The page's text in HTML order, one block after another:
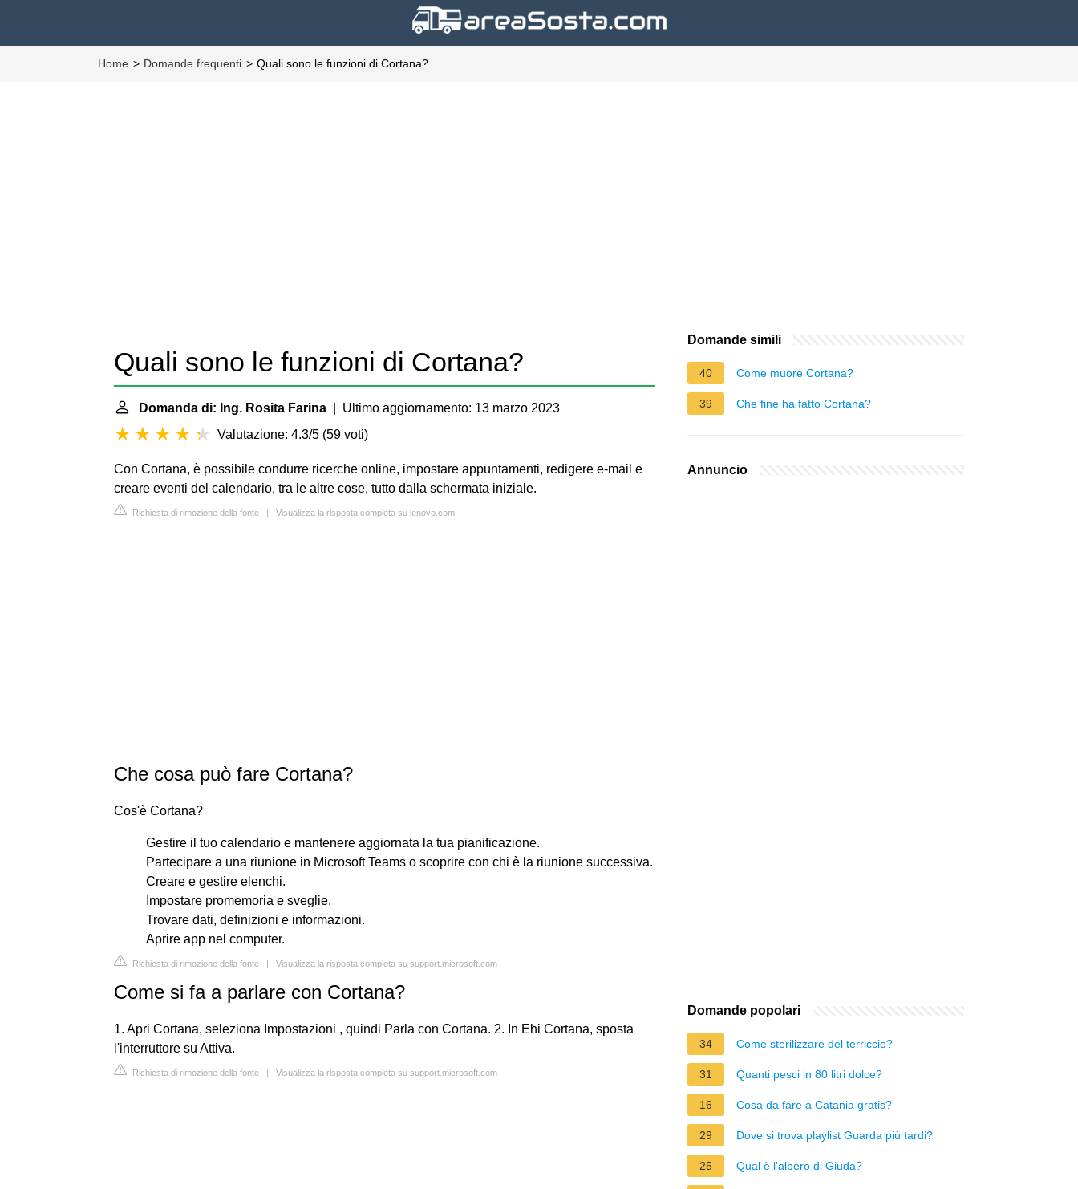
Home Domande frequenti Quali sono le funzioni di Cortana?
Quali sono le funzioni di Cortana?
Domanda di: Ing. Rosita Farina | Ultimo aggiornamento: 13 marzo 2023
Valutazione: 4.3/5 (59 voti)
Con Cortana, è possibile condurre ricerche online, impostare appuntamenti, redigere e-mail e
creare eventi del calendario, tra le altre cose, tutto dalla schermata iniziale.
Richiesta di rimozione della fonte | Visualizza la risposta completa su lenovo.com
Che cosa può fare Cortana?
Cos'è Cortana?
Gestire il tuo calendario e mantenere aggiornata la tua pianificazione.
Partecipare a una riunione in Microsoft Teams o scoprire con chi è la riunione successiva.
Creare e gestire elenchi.
Impostare promemoria e sveglie.
Trovare dati, definizioni e informazioni.
Aprire app nel computer.
Richiesta di rimozione della fonte | Visualizza la risposta completa su support.microsoft.com
Come si fa a parlare con Cortana?
1. Apri Cortana, seleziona Impostazioni , quindi Parla con Cortana. 2. In Ehi Cortana, sposta
l'interruttore su Attiva.
Richiesta di rimozione della fonte | Visualizza la risposta completa su support.microsoft.com
Domande simili
40 Come muore Cortana?
39 Che fine ha fatto Cortana?
Annuncio
Domande popolari
34 Come sterilizzare del terriccio?
31 Quanti pesci in 80 litri dolce?
16 Cosa da fare a Catania gratis?
29 Dove si trova playlist Guarda più tardi?
25 Qual è l'albero di Giuda?